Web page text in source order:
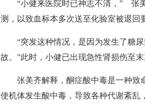
“小健来医院时已神志不清，” 张美
测，以致血标本多次送至化验室被退回
“突发这种情况，是因为发生了糖尿
故。”此时，小健已出现急性肾损伤至
张美齐解释，酮症酸中毒是一种致
使机体发生酸中毒，导致各种代谢紊乱